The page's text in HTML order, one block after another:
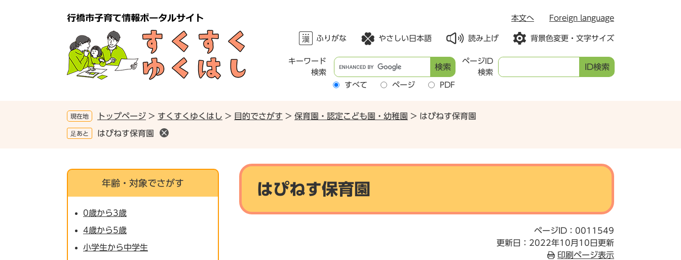
本文へ Foreign language
ふりがな やさしい日本語 読み上げ 背景色変更・文字サイズ
キーワード
検索
G
o
o
l
検
索
すべて ページ PDF
ページID
検索
現在地 トップページ > すくすくゆくはし > 目的でさがす > 保育園・認定こども園・幼稚園 > はぴねす保育園
足あと はぴねす保育園
本
はぴねす保育園
ページID：0011549
更新日：2022年10月10日更新
印刷ページ表示
年齢・対象でさがす
0歳から3歳
4歳から5歳
小学生から中学生